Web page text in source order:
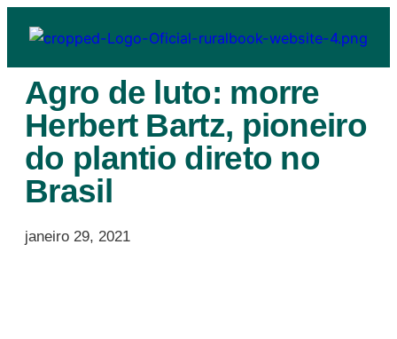
Agro de luto: morre
Herbert Bartz, pioneiro
do plantio direto no
Brasil
janeiro 29, 2021